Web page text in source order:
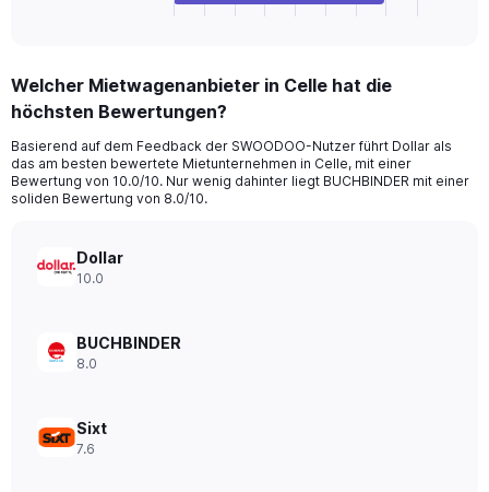
Range:
4
The
chart
has
axis
displaying
Welcher Mietwagenanbieter in Celle hat die
höchsten Bewertungen?
Basierend auf dem Feedback der SWOODOO-Nutzer führt Dollar als
das am besten bewertete Mietunternehmen in Celle, mit einer
Bewertung von 10.0/10. Nur wenig dahinter liegt BUCHBINDER mit einer
soliden Bewertung von 8.0/10.
Dollar
10.0
BUCHBINDER
8.0
Sixt
7.6